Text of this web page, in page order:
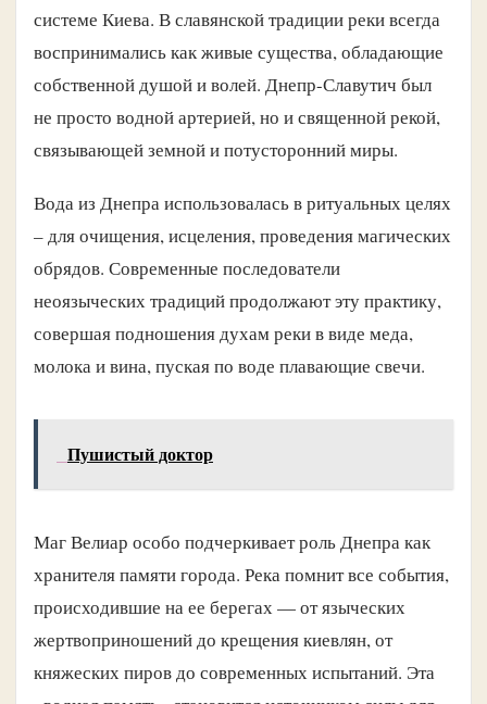
системе Киева. В славянской традиции реки всегда
воспринимались как живые существа, обладающие
собственной душой и волей. Днепр-Славутич был
не просто водной артерией, но и священной рекой,
связывающей земной и потусторонний миры.
Вода из Днепра использовалась в ритуальных целях
– для очищения, исцеления, проведения магических
обрядов. Современные последователи
неоязыческих традиций продолжают эту практику,
совершая подношения духам реки в виде меда,
молока и вина, пуская по воде плавающие свечи.
Пушистый доктор
Маг Велиар особо подчеркивает роль Днепра как
хранителя памяти города. Река помнит все события,
происходившие на ее берегах — от языческих
жертвоприношений до крещения киевлян, от
княжеских пиров до современных испытаний. Эта